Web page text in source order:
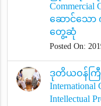
Commercial
ဆောင်သေ
တွေ့ဆုံ
Posted On:
ဒုတိယဝန်ကြီ
International
Intellectual